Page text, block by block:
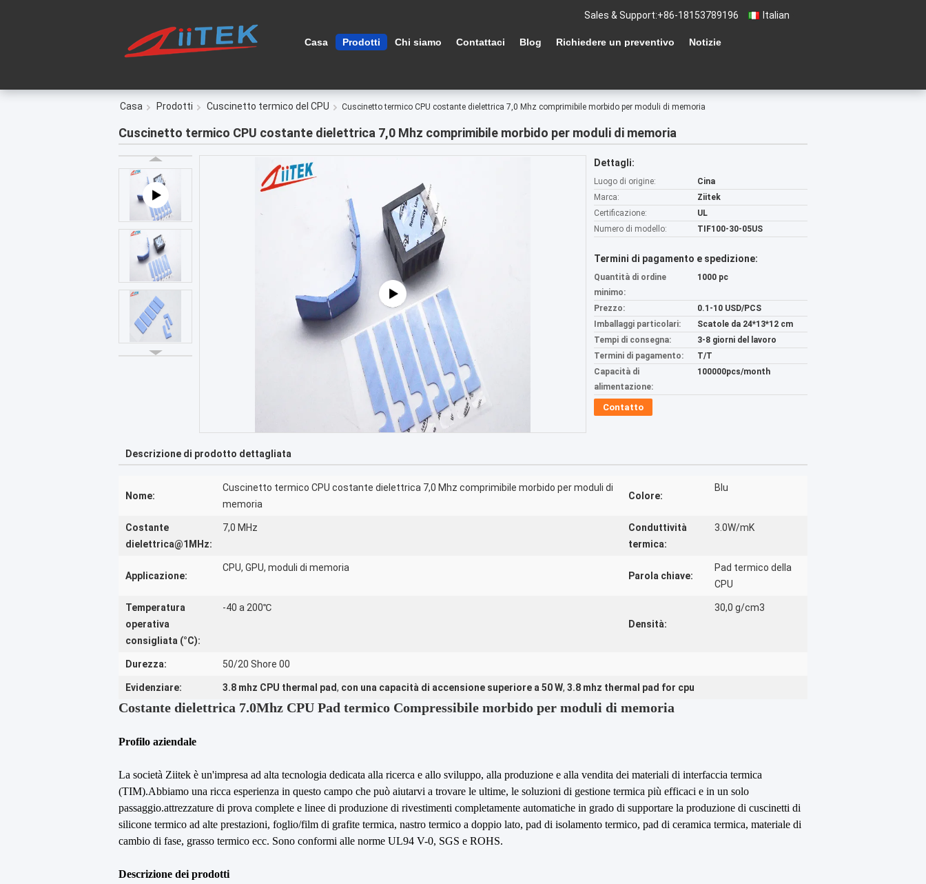
Italian
Sales & Support:+86-18153789196
Casa Prodotti Chi siamo Contattaci Blog Richiedere un preventivo Notizie
Casa Prodotti Cuscinetto termico del CPU Cuscinetto termico CPU costante dielettrica 7,0 Mhz comprimibile morbido per moduli di memoria
Cuscinetto termico CPU costante dielettrica 7,0 Mhz comprimibile morbido per moduli di memoria
Dettagli:
Luogo di origine:
Cina
Marca:
Ziitek
Certificazione:
UL
Numero di modello:
TIF100-30-05US
Termini di pagamento e spedizione:
Quantità di ordine
minimo:
1000 pc
Prezzo:
0.1-10 USD/PCS
Imballaggi particolari:
Scatole da 24*13*12 cm
Tempi di consegna:
3-8 giorni del lavoro
Termini di pagamento:
T/T
Capacità di
alimentazione:
100000pcs/month
Contatto
Descrizione di prodotto dettagliata
Nome:
Cuscinetto termico CPU costante dielettrica 7,0 Mhz comprimibile morbido per moduli di
memoria
Colore:
Blu
Costante
dielettrica@1MHz:
7,0 MHz
Conduttività
termica:
3.0W/mK
Applicazione:
CPU, GPU, moduli di memoria
Parola chiave:
Pad termico della
CPU
Temperatura
operativa
consigliata (°C):
-40 a 200℃
Densità:
30,0 g/cm3
Durezza: 50/20 Shore 00
Evidenziare: 3.8 mhz CPU thermal pad, con una capacità di accensione superiore a 50 W, 3.8 mhz thermal pad for cpu
Costante dielettrica 7.0Mhz CPU Pad termico Compressibile morbido per moduli di memoria
Profilo aziendale
La società Ziitek è un'impresa ad alta tecnologia dedicata alla ricerca e allo sviluppo, alla produzione e alla vendita dei materiali di interfaccia termica
(TIM).Abbiamo una ricca esperienza in questo campo che può aiutarvi a trovare le ultime, le soluzioni di gestione termica più efficaci e in un solo
passaggio.attrezzature di prova complete e linee di produzione di rivestimenti completamente automatiche in grado di supportare la produzione di cuscinetti di
silicone termico ad alte prestazioni, foglio/film di grafite termica, nastro termico a doppio lato, pad di isolamento termico, pad di ceramica termica, materiale di
cambio di fase, grasso termico ecc. Sono conformi alle norme UL94 V-0, SGS e ROHS.
Descrizione dei prodotti